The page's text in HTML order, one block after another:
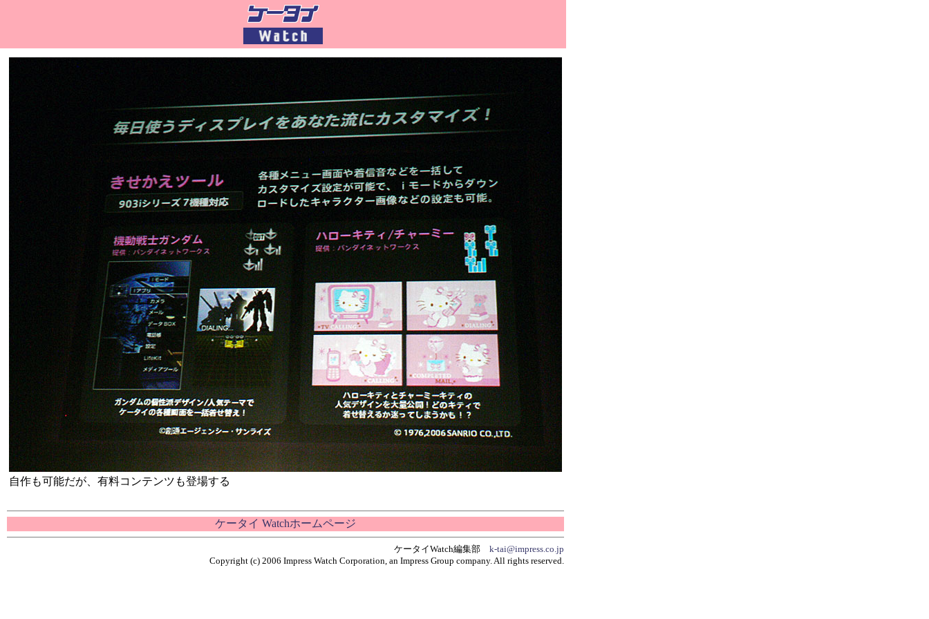
自作も可能だが、有料コンテンツも登場する
ケータイ Watchホームページ
ケータイWatch編集部 k-tai@impress.co.jp
Copyright (c) 2006 Impress Watch Corporation, an Impress Group company. All rights reserved.